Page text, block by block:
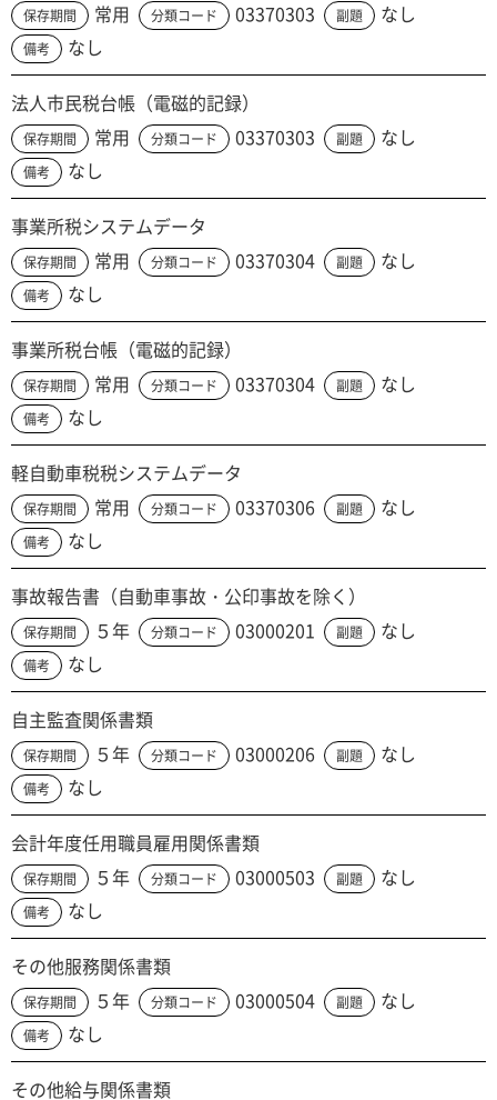
保存期間 常用 分類コード 03370303 副題 なし
備考 なし
法人市民税台帳（電磁的記録）
保存期間 常用 分類コード 03370303 副題 なし
備考 なし
事業所税システムデータ
保存期間 常用 分類コード 03370304 副題 なし
備考 なし
事業所税台帳（電磁的記録）
保存期間 常用 分類コード 03370304 副題 なし
備考 なし
軽自動車税税システムデータ
保存期間 常用 分類コード 03370306 副題 なし
備考 なし
事故報告書（自動車事故・公印事故を除く）
保存期間 ５年 分類コード 03000201 副題 なし
備考 なし
自主監査関係書類
保存期間 ５年 分類コード 03000206 副題 なし
備考 なし
会計年度任用職員雇用関係書類
保存期間 ５年 分類コード 03000503 副題 なし
備考 なし
その他服務関係書類
保存期間 ５年 分類コード 03000504 副題 なし
備考 なし
その他給与関係書類